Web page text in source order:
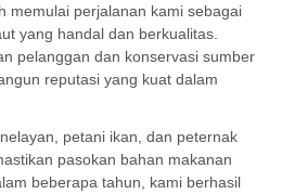
memulai perjalanan kami sebagai
yang handal dan berkualitas.
pelanggan dan konservasi sumber
reputasi yang kuat dalam
petani ikan, dan peternak
pasokan bahan makanan
beberapa tahun, kami berhasil